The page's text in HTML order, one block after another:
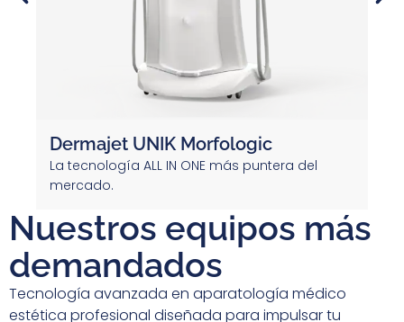
Dermajet UNIK Morfologic
La tecnología ALL IN ONE más puntera del
mercado.
Nuestros equipos más
demandados
Tecnología avanzada en aparatología médico
estética profesional diseñada para impulsar tu